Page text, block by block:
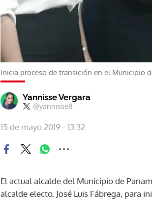
Inicia proceso de transición en el Municipio
Yannisse Vergara
@yannisse8
15 de mayo 2019 - 13:32
El actual alcalde del Municipio de
alcalde electo, José Luis Fábrega, para